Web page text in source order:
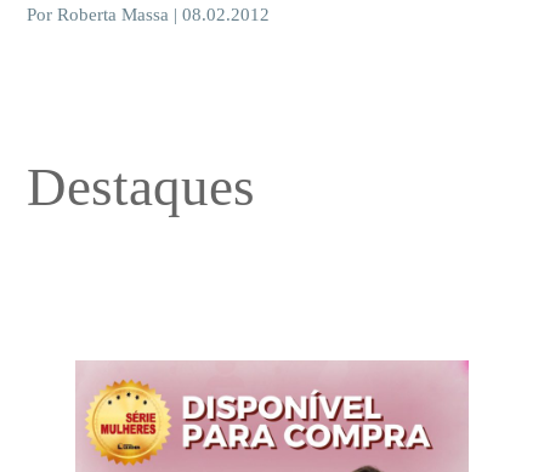
Por Roberta Massa | 08.02.2012
Destaques